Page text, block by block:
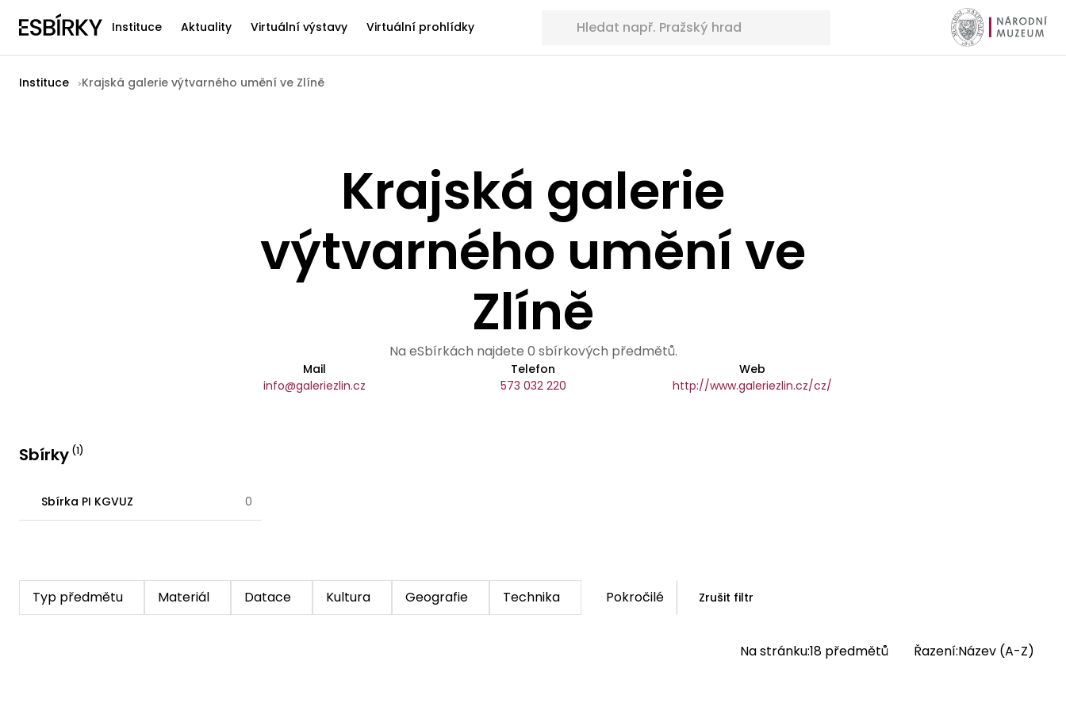
Instituce Aktuality Virtuální výstavy Virtuální prohlídky
Instituce Krajská galerie výtvarného umění ve Zlíně
Krajská galerie
výtvarného umění ve
Zlíně
Na eSbírkách najdete 0 sbírkových předmětů.
Mail
info@galeriezlin.cz
Telefon
573 032 220
Web
http://www.galeriezlin.cz/cz/
Sbírky (1)
Sbírka PI KGVUZ 0
Typ předmětu Materiál Datace Kultura Geografie Technika Pokročilé Zrušit filtr
Na stránku:18 předmětů Řazení:Název (A-Z)